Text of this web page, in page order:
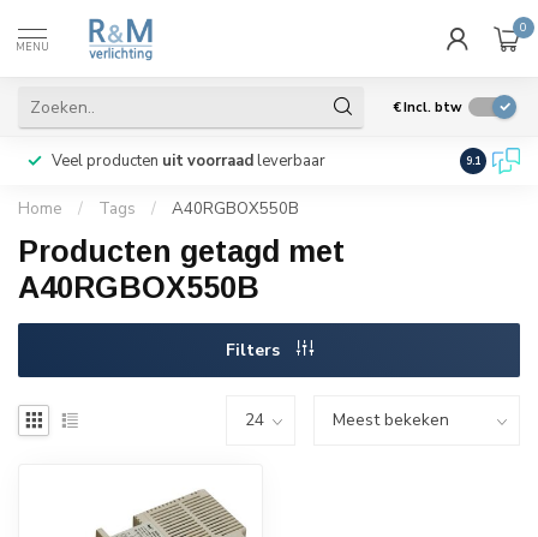
MENU
0
€Incl. btw
Veel producten uit voorraadleverbaar Wij
9.1
Home / Tags / A40RGBOX550B
Producten getagd met
A40RGBOX550B
Filters